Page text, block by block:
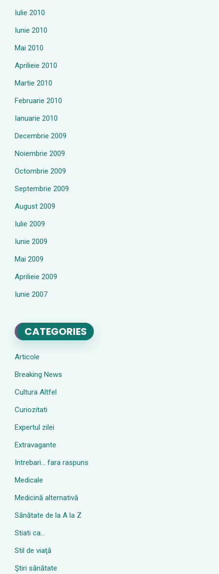
Iulie 2010
Iunie 2010
Mai 2010
Aprilieie 2010
Martie 2010
Februarie 2010
Ianuarie 2010
Decembrie 2009
Noiembrie 2009
Octombrie 2009
Septembrie 2009
August 2009
Iulie 2009
Iunie 2009
Mai 2009
Aprilieie 2009
Iunie 2007
CATEGORIES
Articole
Breaking News
Cultura Altfel
Curiozitati
Expertul zilei
Extravagante
Intrebari… fara raspuns
Medicale
Medicină alternativă
Sănătate de la A la Z
Stiati ca…
Stil de viaţă
Ştiri sănătate